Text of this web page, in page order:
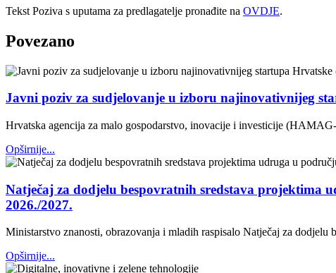
Tekst Poziva s uputama za predlagatelje pronađite na OVDJE.
Povezano
Javni poziv za sudjelovanje u izboru najinovativnijeg
Hrvatska agencija za malo gospodarstvo, inovacije i investicije
Opširnije...
Natječaj za dodjelu bespovratnih sredstava projektima
2026./2027.
Ministarstvo znanosti, obrazovanja i mladih raspisalo Natječaj za
Opširnije...